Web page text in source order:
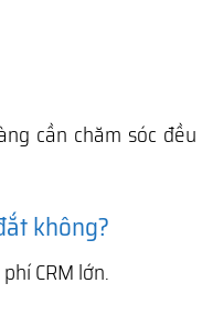
cần chăm sóc đều
không?
CRM lớn.